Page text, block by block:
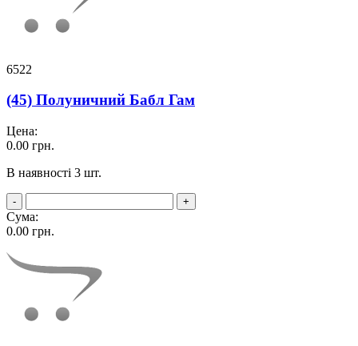
6522
(45) Полуничний Бабл Гам
Цена:
0.00 грн.
В наявності 3 шт.
- +
Сума:
0.00 грн.